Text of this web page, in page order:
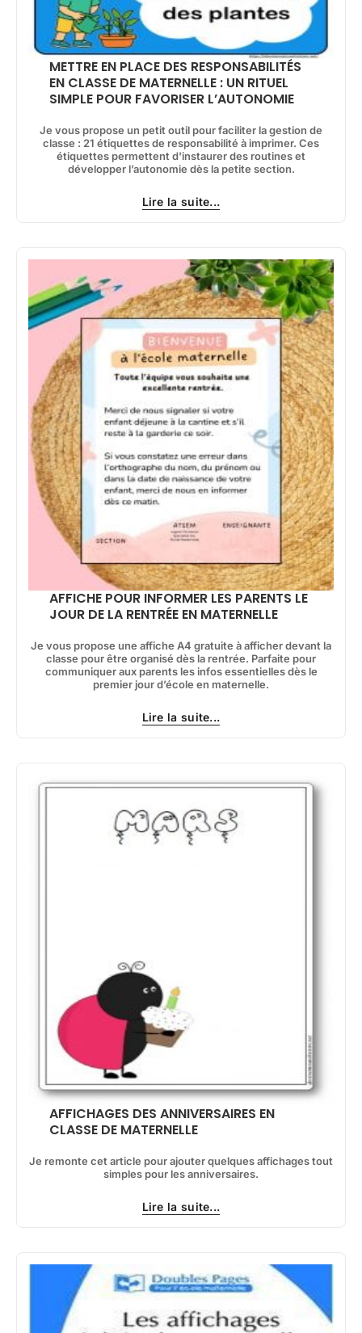
METTRE EN PLACE DES RESPONSABILITÉS
EN CLASSE DE MATERNELLE : UN RITUEL
SIMPLE POUR FAVORISER L’AUTONOMIE
Je vous propose un petit outil pour faciliter la gestion de
classe : 21 étiquettes de responsabilité à imprimer. Ces
étiquettes permettent d'instaurer des routines et
développer l’autonomie dès la petite section.
Lire la suite...
AFFICHE POUR INFORMER LES PARENTS LE
JOUR DE LA RENTRÉE EN MATERNELLE
Je vous propose une affiche A4 gratuite à afficher devant la
classe pour être organisé dès la rentrée. Parfaite pour
communiquer aux parents les infos essentielles dès le
premier jour d’école en maternelle.
Lire la suite...
AFFICHAGES DES ANNIVERSAIRES EN
CLASSE DE MATERNELLE
Je remonte cet article pour ajouter quelques affichages tout
simples pour les anniversaires.
Lire la suite...